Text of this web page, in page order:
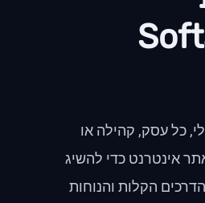
כל עסק, קהילה או
אינטרנט כדי להשיג
הקלות והנוחות